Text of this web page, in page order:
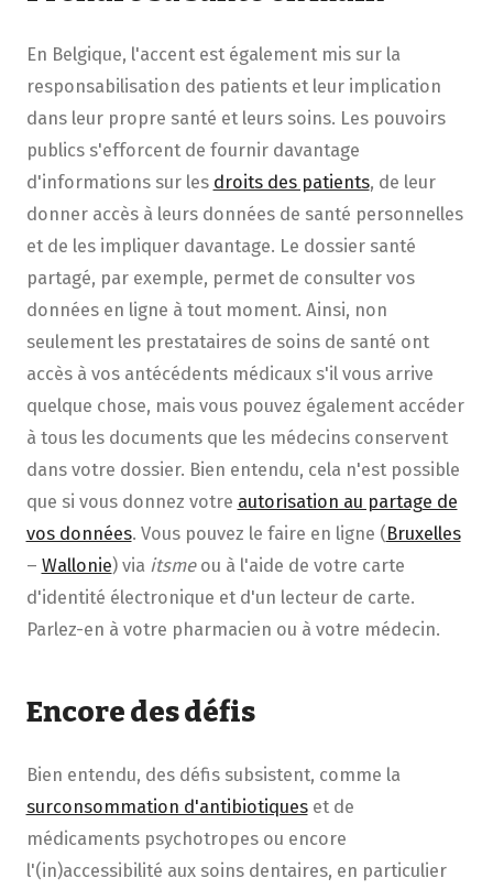
En Belgique, l'accent est également mis sur la
responsabilisation des patients et leur implication
dans leur propre santé et leurs soins. Les pouvoirs
publics s'efforcent de fournir davantage
d'informations sur les droits des patients, de leur
donner accès à leurs données de santé personnelles
et de les impliquer davantage. Le dossier santé
partagé, par exemple, permet de consulter vos
données en ligne à tout moment. Ainsi, non
seulement les prestataires de soins de santé ont
accès à vos antécédents médicaux s'il vous arrive
quelque chose, mais vous pouvez également accéder
à tous les documents que les médecins conservent
dans votre dossier. Bien entendu, cela n'est possible
que si vous donnez votre autorisation au partage de
vos données. Vous pouvez le faire en ligne (Bruxelles
– Wallonie) viaitsmeou à l'aide de votre carte
d'identité électronique et d'un lecteur de carte.
Parlez-en à votre pharmacien ou à votre médecin.
Encore des défis
Bien entendu, des défis subsistent, comme la
surconsommation d'antibiotiqueset de
médicaments psychotropes ou encore
l'(in)accessibilité aux soins dentaires, en particulier